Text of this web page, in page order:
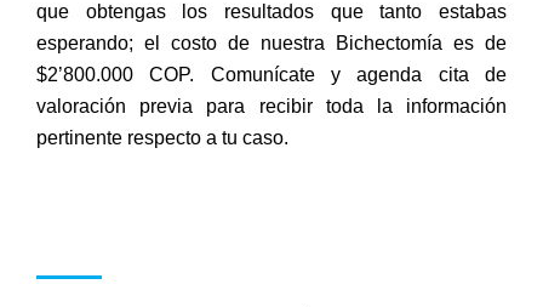
que obtengas los resultados que tanto estabas
esperando; el costo de nuestra Bichectomía es de
$2’800.000 COP. Comunícate y agenda cita de
valoración previa para recibir toda la información
pertinente respecto a tu caso.